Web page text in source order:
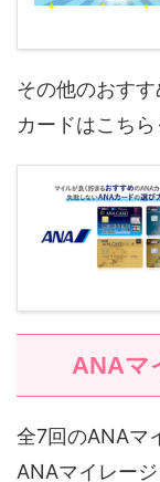
その他のおす
カードはこち
ANAマ
全7回のANAマ
ANAマイレー